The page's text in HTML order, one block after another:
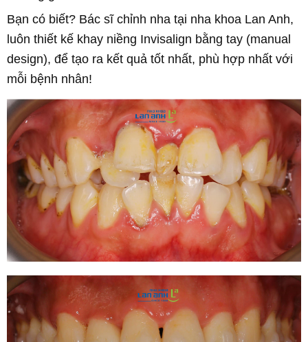
Bạn có biết? Bác sĩ chỉnh nha tại nha khoa Lan Anh,
luôn thiết kế khay niềng Invisalign bằng tay (manual
design), để tạo ra kết quả tốt nhất, phù hợp nhất với
mỗi bệnh nhân!